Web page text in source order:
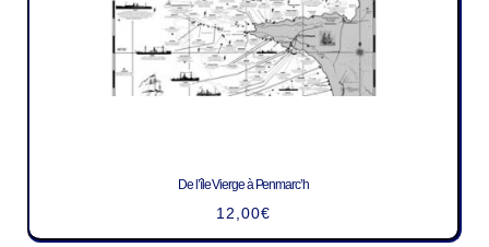
De l’île Vierge à Penmarc’h
12,00€